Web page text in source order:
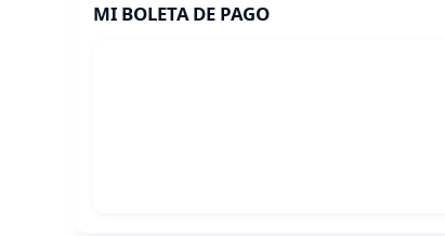
MI BOLETA DE PAGO